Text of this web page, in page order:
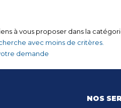
à vous proposer dans la
avec moins de critères.
demande
NOS